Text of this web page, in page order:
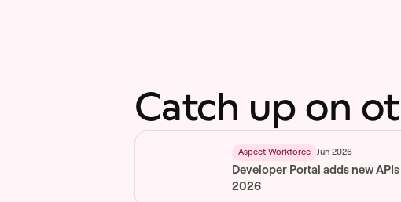
Catch up on
Aspect Workforce Jun 2026
Developer Portal adds new
2026